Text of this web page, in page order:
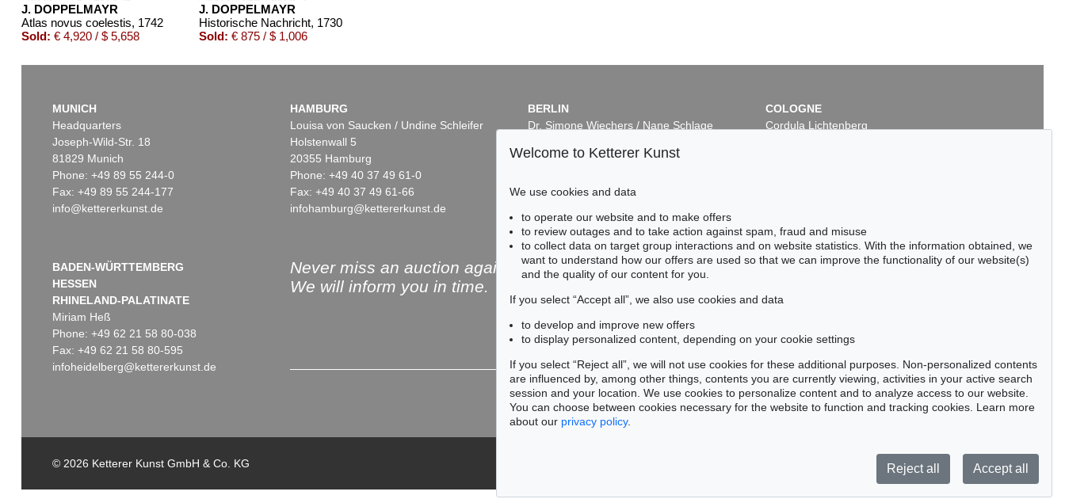
J. DOPPELMAYR
Atlas novus coelestis, 1742
Sold: € 4,920 / $ 5,658
J. DOPPELMAYR
Historische Nachricht, 1730
Sold: € 875 / $ 1,006
MUNICH
Headquarters
Joseph-Wild-Str. 18
81829 Munich
Phone: +49 89 55 244-0
Fax: +49 89 55 244-177
info@kettererkunst.de
HAMBURG
Louisa von Saucken / Undine Schleifer
Holstenwall 5
20355 Hamburg
Phone: +49 40 37 49 61-0
Fax: +49 40 37 49 61-66
infohamburg@kettererkunst.de
BERLIN
Dr. Simone Wiechers / Nane Schlage
10719 Berlin
Fax: +49 30 88 67 56-43
COLOGNE
Cordula Lichtenberg
BADEN-WÜRTTEMBERG
HESSEN
RHINELAND-PALATINATE
Miriam Heß
Phone: +49 62 21 58 80-038
Fax: +49 62 21 58 80-595
infoheidelberg@kettererkunst.de
Never miss an auction again!
We will inform you in time.
© 2026 Ketterer Kunst GmbH & Co. KG Privacy policy
Welcome to Ketterer Kunst
We use cookies and data
to operate our website and to make offers
to review outages and to take action against spam, fraud and misuse
to collect data on target group interactions and on website statistics. With the information obtained, we
want to understand how our offers are used so that we can improve the functionality of our website(s)
and the quality of our content for you.
If you select “Accept all”, we also use cookies and data
to develop and improve new offers
to display personalized content, depending on your cookie settings
If you select “Reject all”, we will not use cookies for these additional purposes. Non-personalized contents
are influenced by, among other things, contents you are currently viewing, activities in your active search
session and your location. We use cookies to personalize content and to analyze access to our website.
You can choose between cookies necessary for the website to function and tracking cookies. Learn more
about our privacy policy.
Reject all Accept all